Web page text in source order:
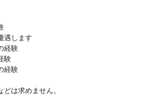
遇します
経験
験
経験
は求めません。